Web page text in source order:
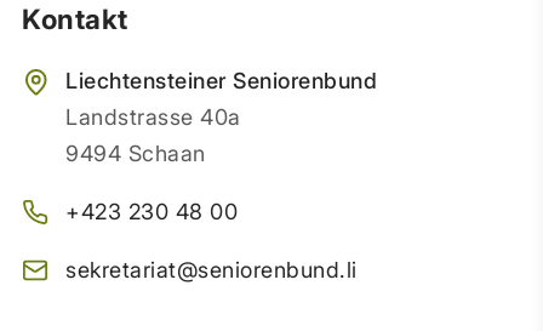
Kontakt
Liechtensteiner Seniorenbund
Landstrasse 40a
9494 Schaan
+423 230 48 00
sekretariat@seniorenbund.li